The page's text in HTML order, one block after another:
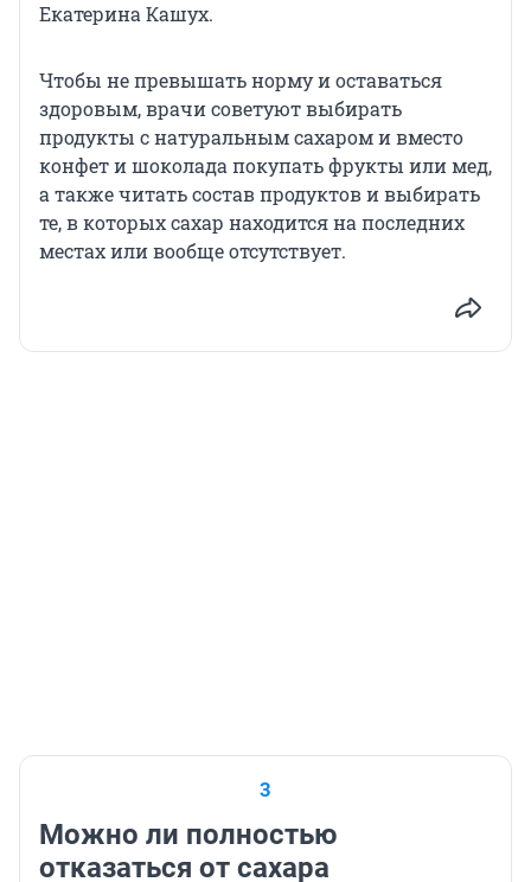
Екатерина Кашух.
Чтобы не превышать норму и оставаться
здоровым, врачи советуют выбирать
продукты с натуральным сахаром и вместо
конфет и шоколада покупать фрукты или мед,
а также читать состав продуктов и выбирать
те, в которых сахар находится на последних
местах или вообще отсутствует.
3
Можно ли полностью
отказаться от сахара